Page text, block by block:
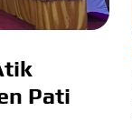
Pati